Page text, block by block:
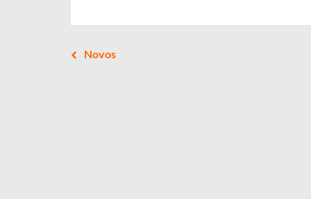
Novos